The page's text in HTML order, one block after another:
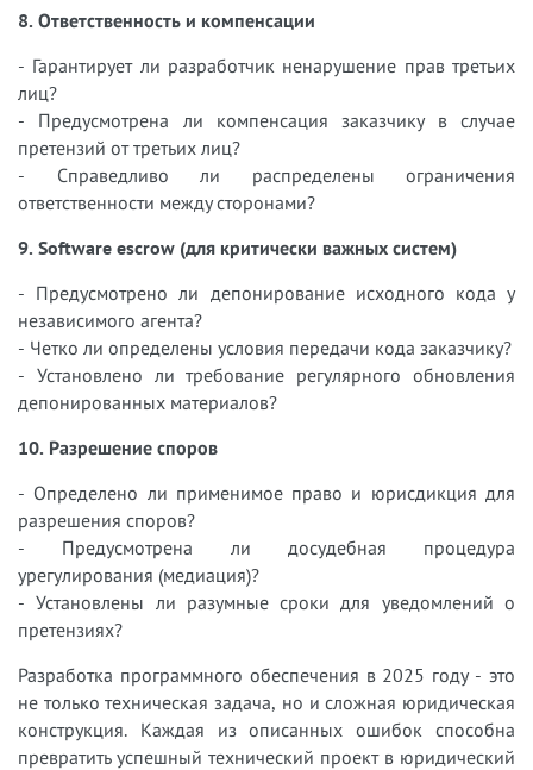
8. Ответственность и компенсации
- Гарантирует ли разработчик ненарушение прав третьих
лиц?
- Предусмотрена ли компенсация заказчику в случае
претензий от третьих лиц?
- Справедливо ли распределены ограничения
ответственности между сторонами?
9. Software escrow (для критически важных систем)
- Предусмотрено ли депонирование исходного кода у
независимого агента?
- Четко ли определены условия передачи кода заказчику?
- Установлено ли требование регулярного обновления
депонированных материалов?
10. Разрешение споров
- Определено ли применимое право и юрисдикция для
разрешения споров?
- Предусмотрена ли досудебная процедура
урегулирования (медиация)?
- Установлены ли разумные сроки для уведомлений о
претензиях?
Разработка программного обеспечения в 2025 году - это
не только техническая задача, но и сложная юридическая
конструкция. Каждая из описанных ошибок способна
превратить успешный технический проект в юридический